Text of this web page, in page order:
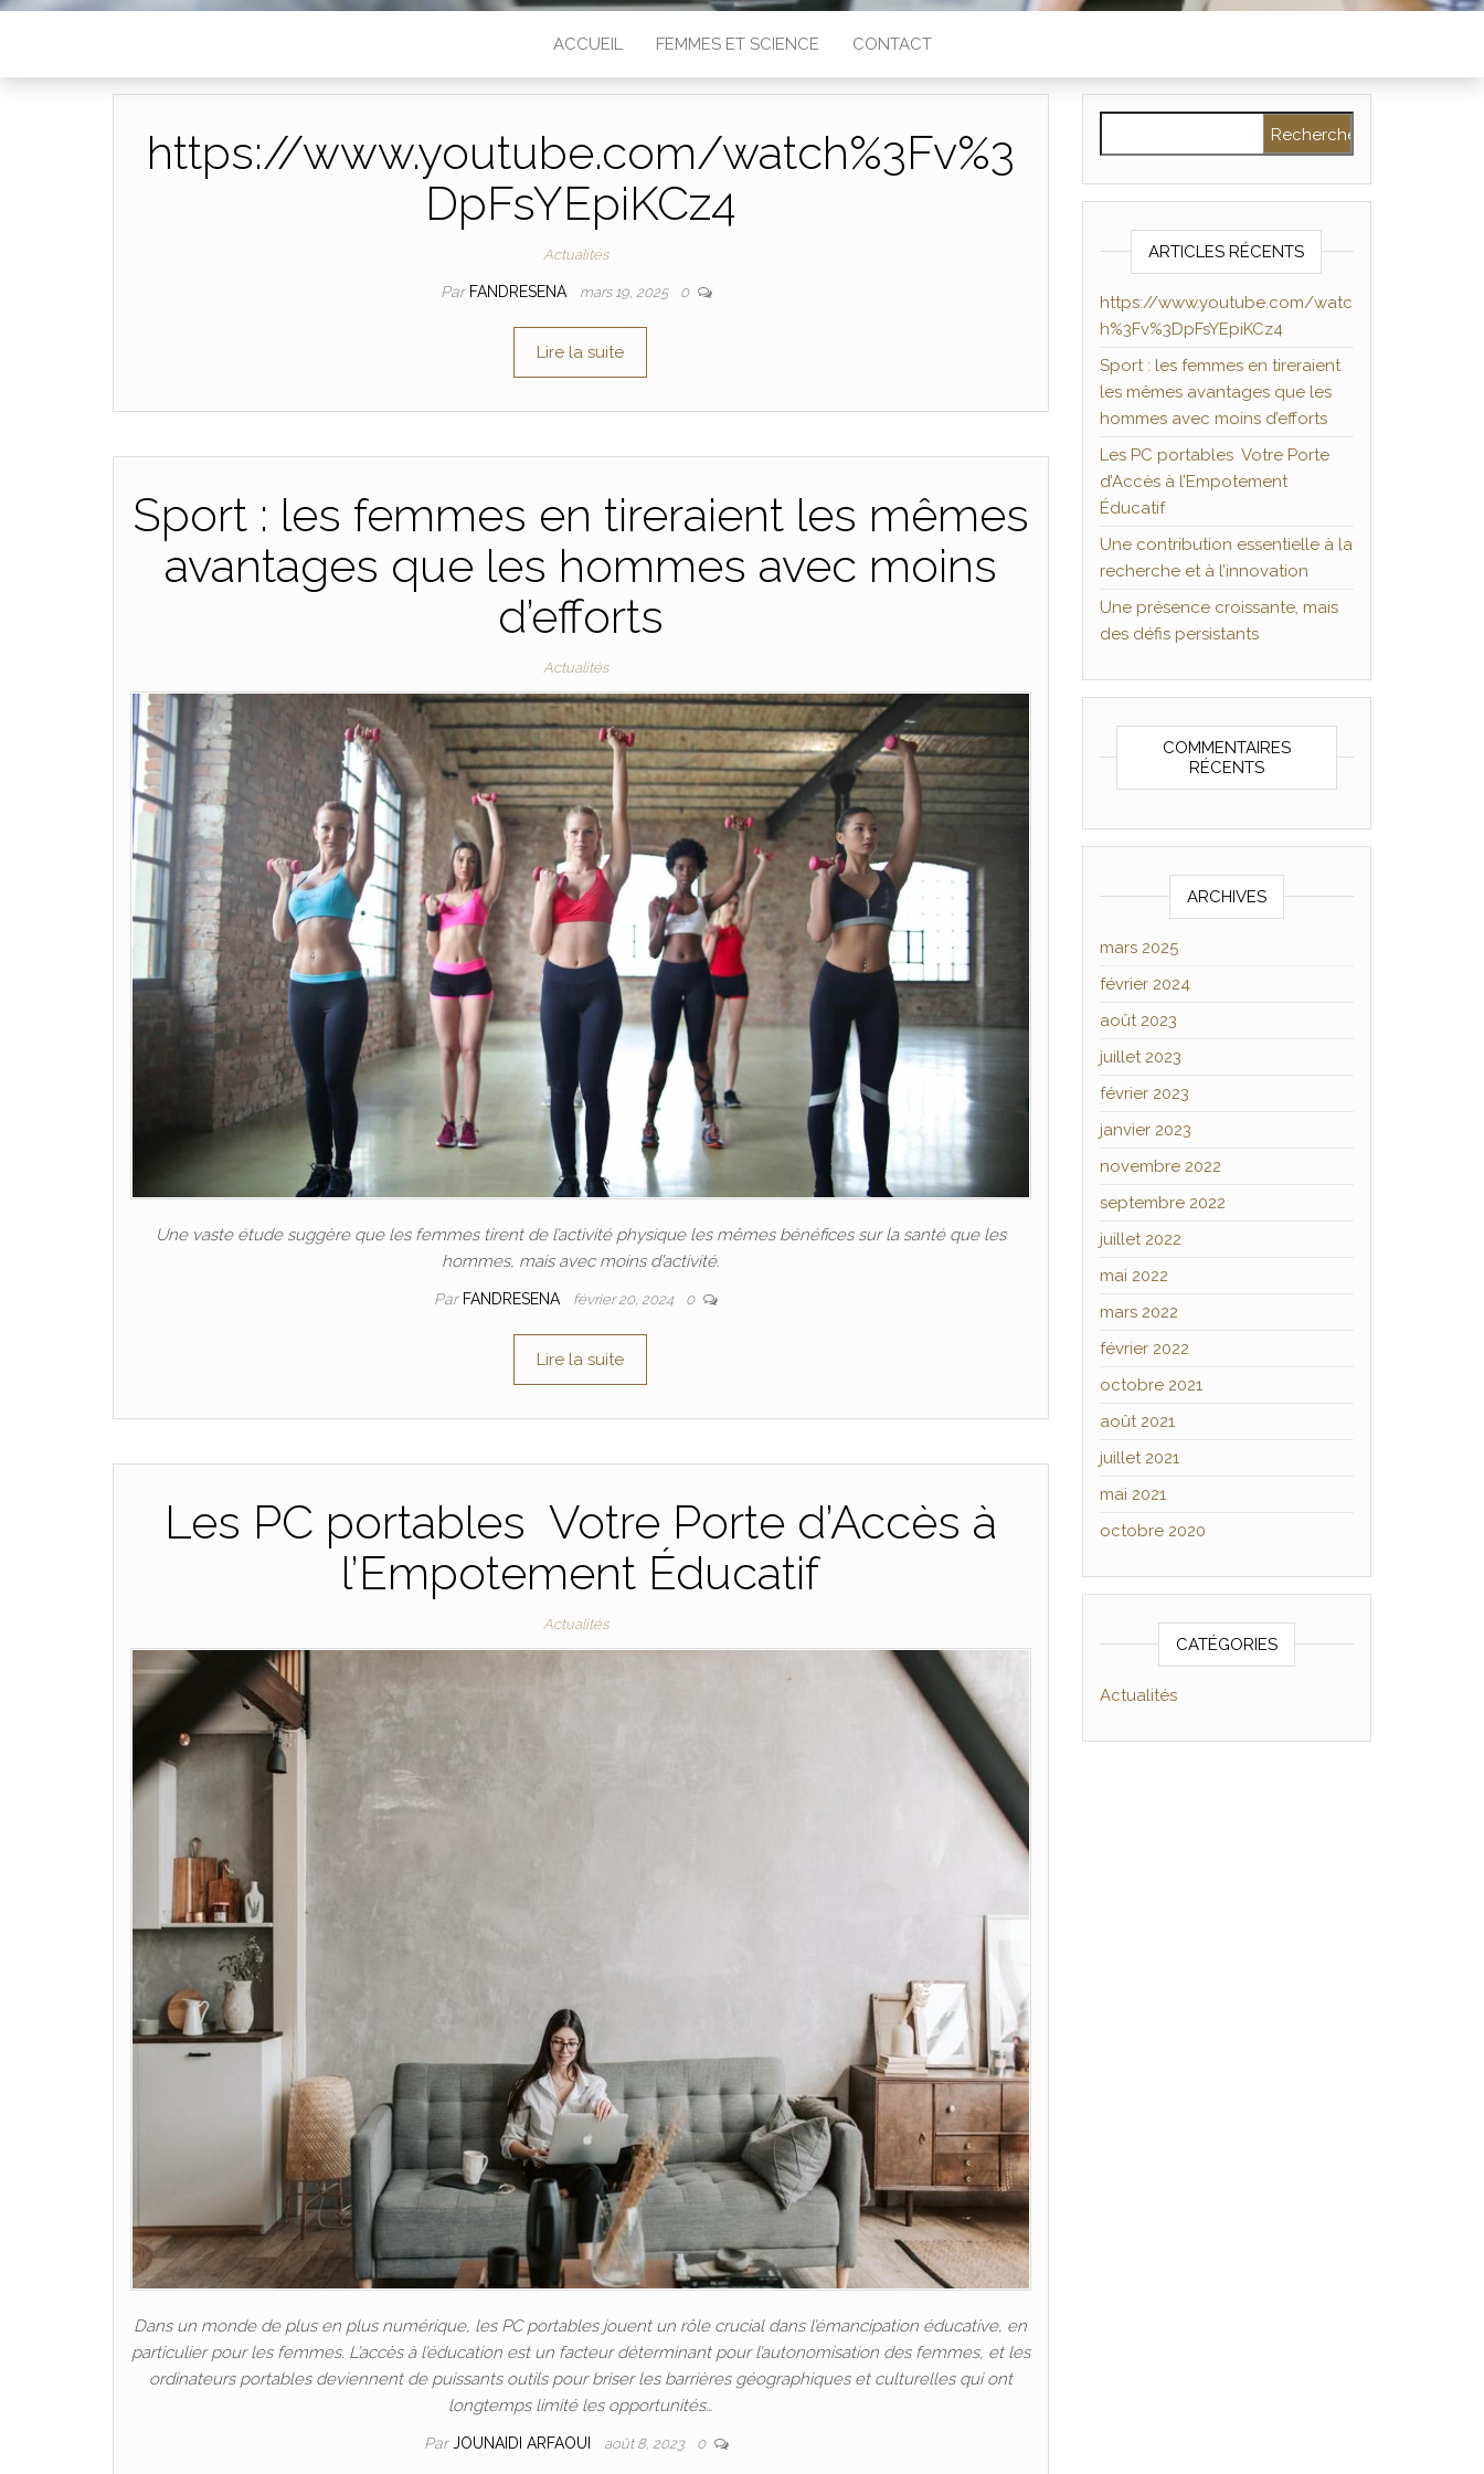
ACCUEIL FEMMES ET SCIENCE CONTACT
https://www.youtube.com/watch%3Fv%3
DpFsYEpiKCz4
Actualités
Par FANDRESENA mars 19, 2025 0
Lire la suite
Sport : les femmes en tireraient les mêmes
avantages que les hommes avec moins
d’efforts
Actualités
Une vaste étude suggère que les femmes tirent de l’activité physique les mêmes bénéfices sur la santé que les
hommes, mais avec moins d’activité.
Par FANDRESENA février 20, 2024 0
Lire la suite
Les PC portables Votre Porte d’Accès à
l’Empotement Éducatif
Actualités
Dans un monde de plus en plus numérique, les PC portables jouent un rôle crucial dans l’émancipation éducative, en
particulier pour les femmes. L’accès à l’éducation est un facteur déterminant pour l’autonomisation des femmes, et les
ordinateurs portables deviennent de puissants outils pour briser les barrières géographiques et culturelles qui ont
longtemps limité les opportunités…
ParJOUNAIDI ARFAOUI août 8, 2023 0
ARTICLES RÉCENTS
https://www.youtube.com/watc
h%3Fv%3DpFsYEpiKCz4
Sport : les femmes en tireraient
les mêmes avantages que les
hommes avec moins d’efforts
Les PC portables Votre Porte
d’Accès à l’Empotement
Éducatif
Une contribution essentielle à la
recherche et à l’innovation
Une présence croissante, mais
des défis persistants
COMMENTAIRES
RÉCENTS
ARCHIVES
mars 2025
février 2024
août 2023
juillet 2023
février 2023
janvier 2023
novembre 2022
septembre 2022
juillet 2022
mai 2022
mars 2022
février 2022
octobre 2021
août 2021
juillet 2021
mai 2021
octobre 2020
CATÉGORIES
Actualités